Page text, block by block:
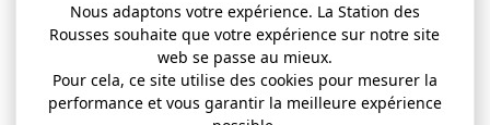
Nous adaptons votre expérience. La Station des
Rousses souhaite que votre expérience sur notre site
web se passe au mieux.
Pour cela, ce site utilise des cookies pour mesurer la
performance et vous garantir la meilleure expérience